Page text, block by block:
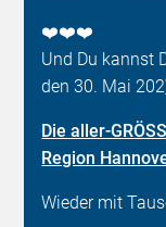
❤️❤️❤️
Und Du kannst
den 30. Mai 202
Die aller-
Region
Wieder mit